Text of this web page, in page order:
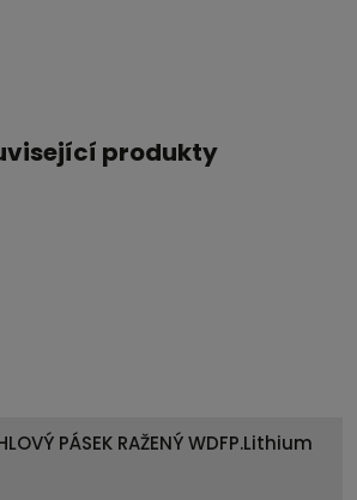
produkty
PÁSEK RAŽENÝ WDFP.Lithium